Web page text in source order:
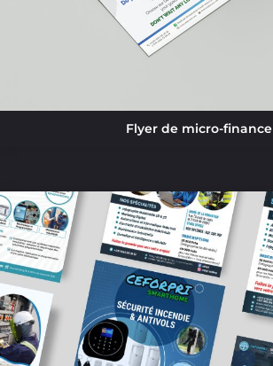
Flyer de micro-finance